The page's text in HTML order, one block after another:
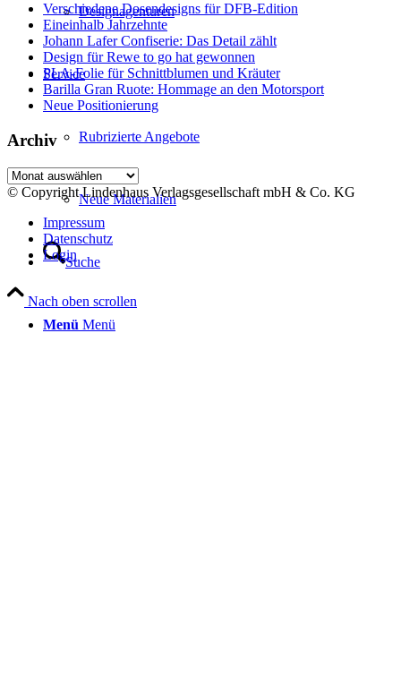
Designagenturen
Service
Rubrizierte Angebote
Neue Materialien
Suche
Menü Menü
Verschiedene Dosendesigns für DFB-Edition
Eineinhalb Jahrzehnte
Johann Lafer Confiserie: Das Detail zählt
Design für Rewe to go hat gewonnen
PLA-Folie für Schnittblumen und Kräuter
Barilla Gran Ruote: Hommage an den Motorsport
Neue Positionierung
Archiv
Archiv
© Copyright Lindenhaus Verlagsgesellschaft mbH & Co. KG
Impressum
Datenschutz
Login
Nach oben scrollen